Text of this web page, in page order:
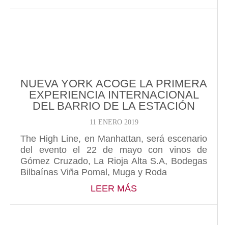
NUEVA YORK ACOGE LA PRIMERA
EXPERIENCIA INTERNACIONAL
DEL BARRIO DE LA ESTACIÓN
11 ENERO 2019
The High Line, en Manhattan, será escenario
del evento el 22 de mayo con vinos de
Gómez Cruzado, La Rioja Alta S.A, Bodegas
Bilbaínas Viña Pomal, Muga y Roda
LEER MÁSABOUT NUEVA